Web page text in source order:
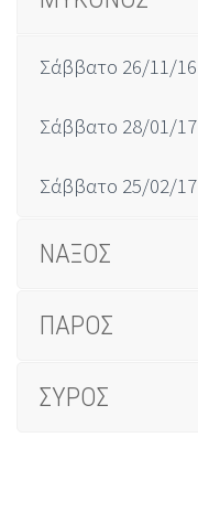
Σάββατο 26/11/16
Σάββατο 28/01/17
Σάββατο 25/02/17
ΝΑΞΟΣ
ΠΑΡΟΣ
ΣΥΡΟΣ